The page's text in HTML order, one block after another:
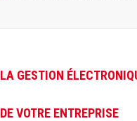
LA GESTION
DE VOTRE ENTREPRISE